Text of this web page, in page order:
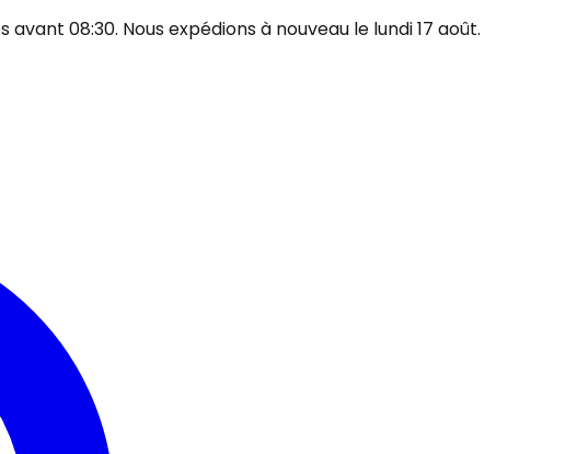
08:30. Nous expédions à nouveau le lundi 17 août.